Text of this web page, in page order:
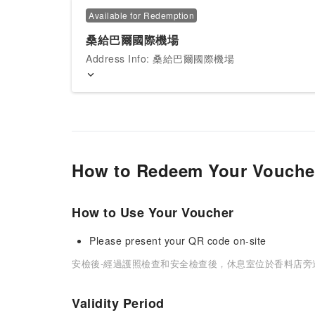
Available for Redemption
桑給巴爾國際機場
Address Info: 桑給巴爾國際機場
How to Redeem Your
How to Use Your Voucher
Please present your QR code on-site
安檢後-經過護照檢查和安全檢查後，休息室位於香料店旁
Validity Period